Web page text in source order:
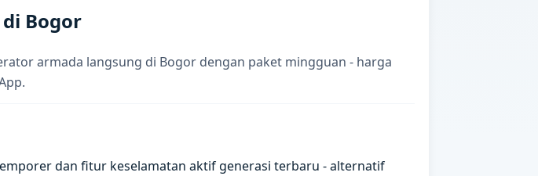
Bogor
armada langsung di Bogor dengan paket mingguan - harga
dan fitur keselamatan aktif generasi terbaru - alternatif